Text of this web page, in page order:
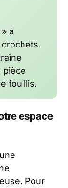
à
crochets.
pièce
fouillis.
espace
Pour